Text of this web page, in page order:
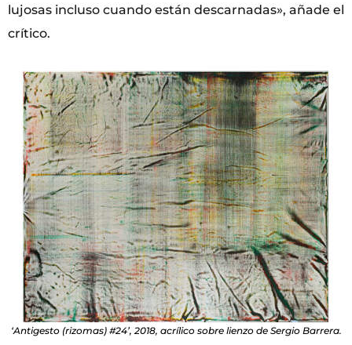
lujosas incluso cuando están descarnadas», añade el
crítico.
‘Antigesto (rizomas) #24’, 2018, acrílico sobre lienzo de Sergio Barrera.